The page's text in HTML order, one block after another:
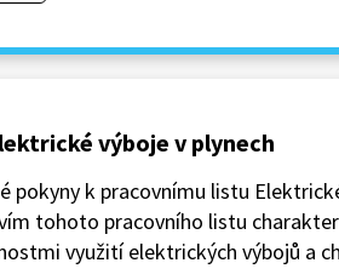
výboje v plynech
pokyny k pracovnímu listu
tohoto pracovního listu
využití elektrických výbojů a